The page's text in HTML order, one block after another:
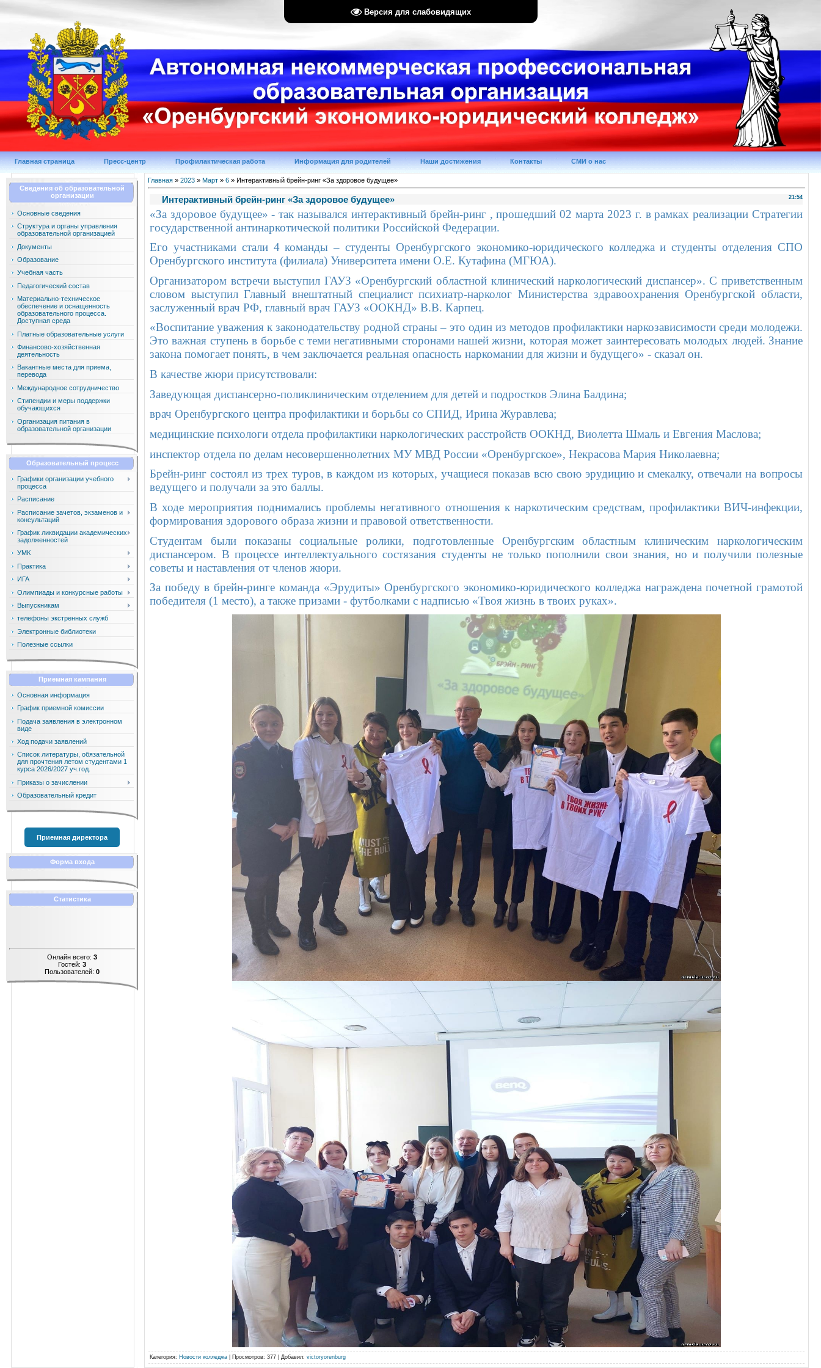
Версия для слабовидящих
Главная страница Пресс-центр Профилактическая работа Информация для родителей Наши достижения Контакты СМИ о нас
Сведения об образовательной
организации
Основные сведения
Структура и органы управления
образовательной организацией
Документы
Образование
Учебная часть
Педагогический состав
Материально-техническое
обеспечение и оснащенность
образовательного процесса.
Доступная среда
Платные образовательные услуги
Финансово-хозяйственная
деятельность
Вакантные места для приема,
перевода
Международное сотрудничество
Стипендии и меры поддержки
обучающихся
Организация питания в
образовательной организации
Образовательный процесс
Графики организации учебного
процесса
Расписание
Расписание зачетов, экзаменов и
консультаций
График ликвидации академических
задолженностей
УМК
Практика
ИГА
Олимпиады и конкурсные работы
Выпускникам
телефоны экстренных служб
Электронные библиотеки
Полезные ссылки
Приемная кампания
Основная информация
График приемной комиссии
Подача заявления в электронном
виде
Ход подачи заявлений
Список литературы, обязательной
для прочтения летом студентами 1
курса 2026/2027 уч.год.
Приказы о зачислении
Образовательный кредит
Приемная директора
Форма входа
Статистика
Онлайн всего: 3
Гостей: 3
Пользователей: 0
Главная » 2023 » Март » 6 » Интерактивный брейн-ринг «За здоровое будущее»
21:54
Интерактивный брейн-ринг «За здоровое будущее»
«За здоровое будущее» - так назывался интерактивный брейн-ринг , прошедший 02 марта 2023 г. в рамках реализации Стратегии
государственной антинаркотической политики Российской Федерации.
Его участниками стали 4 команды – студенты Оренбургского экономико-юридического колледжа и студенты отделения СПО
Оренбургского института (филиала) Университета имени О.Е. Кутафина (МГЮА).
Организатором встречи выступил ГАУЗ «Оренбургский областной клинический наркологический диспансер». С приветственным
словом выступил Главный внештатный специалист психиатр-нарколог Министерства здравоохранения Оренбургской области,
заслуженный врач РФ, главный врач ГАУЗ «ООКНД» В.В. Карпец.
«Воспитание уважения к законодательству родной страны – это один из методов профилактики наркозависимости среди молодежи.
Это важная ступень в борьбе с теми негативными сторонами нашей жизни, которая может заинтересовать молодых людей. Знание
закона помогает понять, в чем заключается реальная опасность наркомании для жизни и будущего» - сказал он.
В качестве жюри присутствовали:
Заведующая диспансерно-поликлиническим отделением для детей и подростков Элина Балдина;
врач Оренбургского центра профилактики и борьбы со СПИД, Ирина Журавлева;
медицинские психологи отдела профилактики наркологических расстройств ООКНД, Виолетта Шмаль и Евгения Маслова;
инспектор отдела по делам несовершеннолетних МУ МВД России «Оренбургское», Некрасова Мария Николаевна;
Брейн-ринг состоял из трех туров, в каждом из которых, учащиеся показав всю свою эрудицию и смекалку, отвечали на вопросы
ведущего и получали за это баллы.
В ходе мероприятия поднимались проблемы негативного отношения к наркотическим средствам, профилактики ВИЧ-инфекции,
формирования здорового образа жизни и правовой ответственности.
Студентам были показаны социальные ролики, подготовленные Оренбургским областным клиническим наркологическим
диспансером. В процессе интеллектуального состязания студенты не только пополнили свои знания, но и получили полезные
советы и наставления от членов жюри.
За победу в брейн-ринге команда «Эрудиты» Оренбургского экономико-юридического колледжа награждена почетной грамотой
победителя (1 место), а также призами - футболками с надписью «Твоя жизнь в твоих руках».
Категория: Новости колледжа Просмотров: 377 | Добавил: victoryorenburg